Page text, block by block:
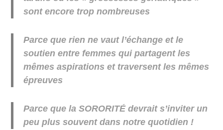
sont encore trop nombreuses
Parce que rien ne vaut l’échange et le
soutien entre femmes qui partagent les
mêmes aspirations et traversent les mêmes
épreuves
Parce que la SORORITÉ devrait s’inviter un
peu plus souvent dans notre quotidien !